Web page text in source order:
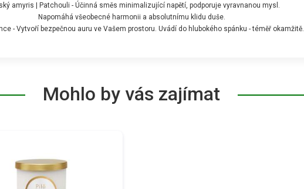
amyris | Patchouli - Účinná směs minimalizující napětí, podporuje vyravnanou mysl.
Napomáhá všeobecné harmonii a absolutnímu klidu duše.
- Vytvoří bezpečnou auru ve Vašem prostoru. Uvádí do hlubokého spánku - téměř okamžitě.
Mohlo by vás zajímat